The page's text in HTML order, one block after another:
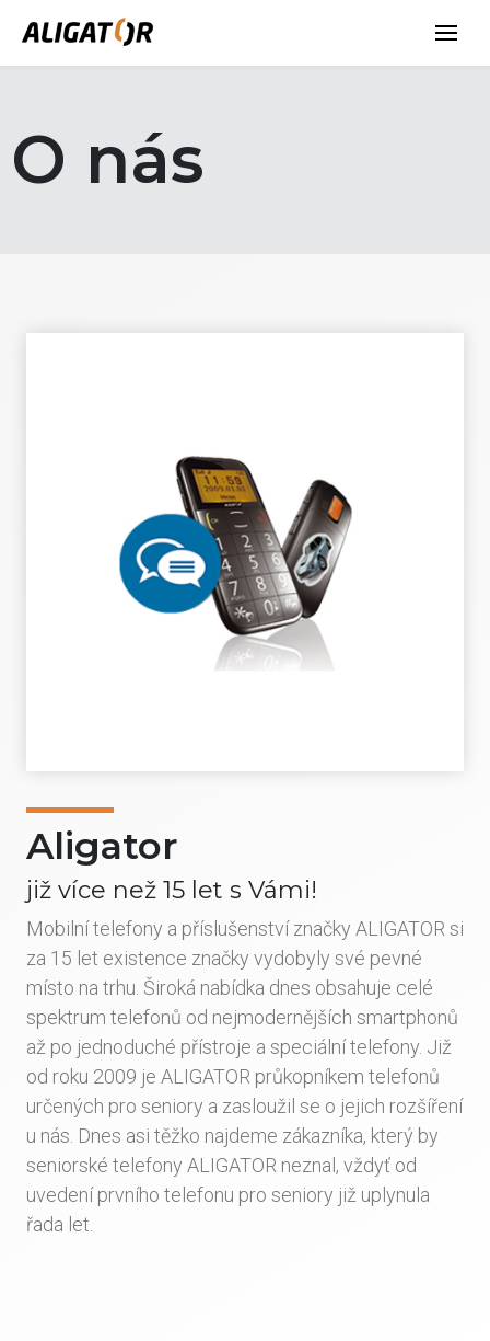
O nás
Aligator
již více než 15 let s Vámi!
Mobilní telefony a příslušenství značky ALIGATOR si
za 15 let existence značky vydobyly své pevné
místo na trhu. Široká nabídka dnes obsahuje celé
spektrum telefonů od nejmodernějších smartphonů
až po jednoduché přístroje a speciální telefony. Již
od roku 2009 je ALIGATOR průkopníkem telefonů
určených pro seniory a zasloužil se o jejich rozšíření
u nás. Dnes asi těžko najdeme zákazníka, který by
seniorské telefony ALIGATOR neznal, vždyť od
uvedení prvního telefonu pro seniory již uplynula
řada let.